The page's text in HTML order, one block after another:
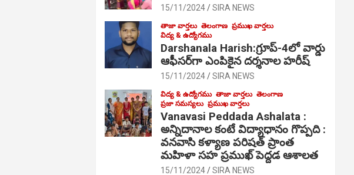
15/11/2024 SIRA NEWS
తాజా వార్తలు తెలంగాణ ప్రముఖ వార్తలు
విద్య & ఉద్యోగము
Darshanala Harish:గ్రూప్-4లో వార్డు
ఆఫీసర్‌గా ఎంపికైన దర్శనాల హరీష్
15/11/2024 SIRA NEWS
విద్య & ఉద్యోగము తాజా వార్తలు తెలంగాణ
ప్రజా సమస్యలు ప్రముఖ వార్తలు
Vanavasi Peddada Ashalata :
అన్నిదానాల కంటే విద్యాధానం గొప్పది :
వనవాసి కళ్యాణ పరిషత్ ప్రాంత
మహిళా సహ ప్రముఖ్ పెద్దడ ఆశాలత
15/11/2024 SIRA NEWS